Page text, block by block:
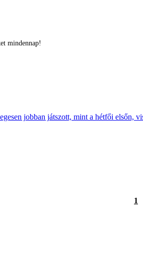
mindennap!
jobban játszott, mint a hétfői elsőn,
1